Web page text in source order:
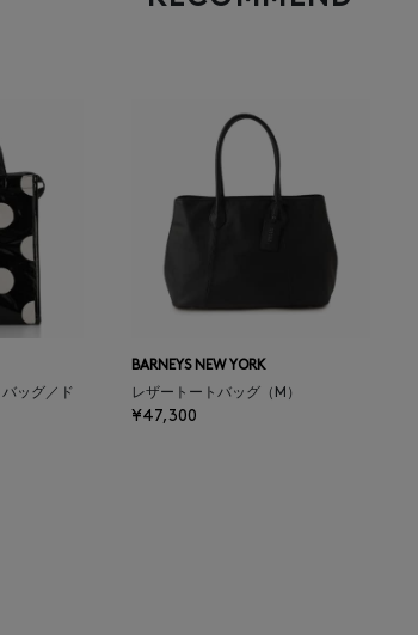
ッグ／ド
BARNEYS NEW YORK
レザートートバッグ（M）
¥47,300